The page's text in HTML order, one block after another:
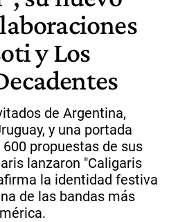
y Los
de Argentina,
y una portada
propuestas de sus
lanzaron "Caligaris
la identidad festiva
de las bandas más